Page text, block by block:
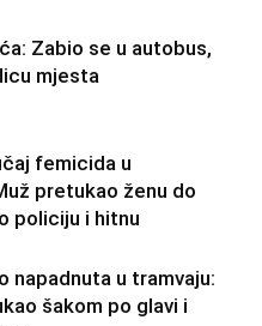
Zabio se u autobus,
mjesta
femicida u
pretukao ženu do
policiju i hitnu
napadnuta u tramvaju:
šakom po glavi i